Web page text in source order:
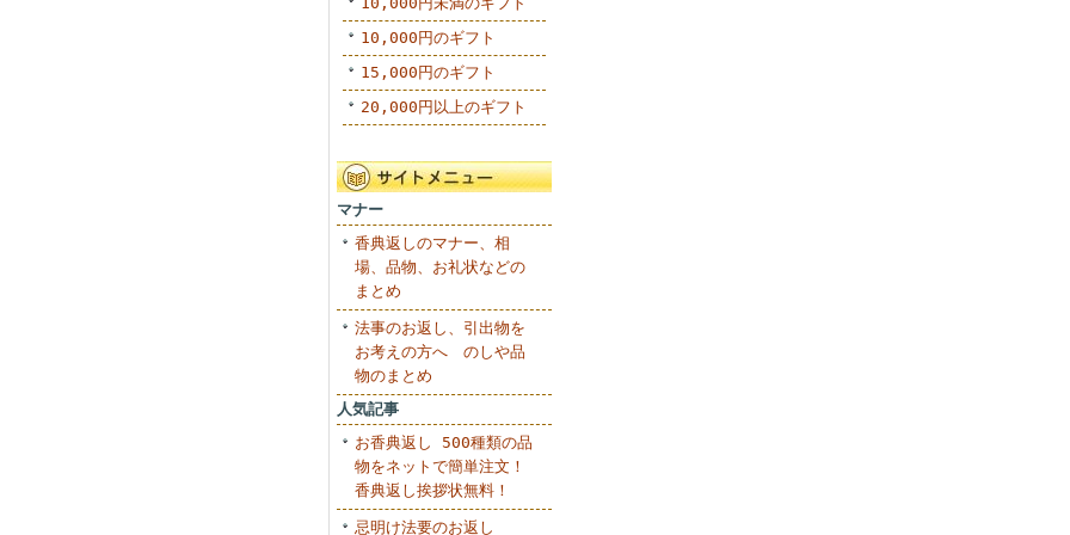
10,000円のギフト
15,000円のギフト
20,000円以上のギフト
マナー
香典返しのマナー、相
場、品物、お礼状などの
まとめ
法事のお返し、引出物を
お考えの方へ のしや品
物のまとめ
人気記事
お香典返し 500種類の品
物をネットで簡単注文！
香典返し挨拶状無料！
忌明け法要のお返し